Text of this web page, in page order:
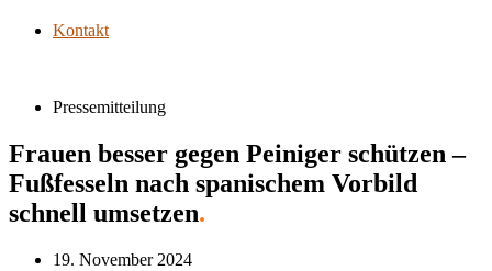
Kontakt
Pressemitteilung
Frauen besser gegen Peiniger schützen –
Fußfesseln nach spanischem Vorbild
schnell umsetzen.
19. November 2024